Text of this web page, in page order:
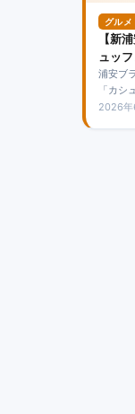
グルメ
【新
ュッ
浦安ブ
「カシ
季限定
2026年